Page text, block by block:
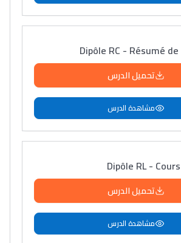
Dipôle RC - Résumé
تحميل الدرس
مشاهدة الدرس
Dipôle RL -
تحميل الدرس
مشاهدة الدرس